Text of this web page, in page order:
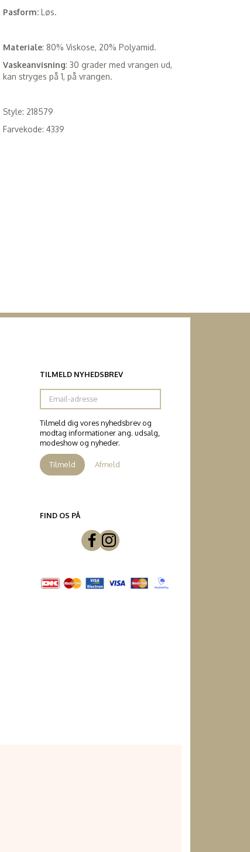
Pasform:Løs.
Materiale: 80% Viskose, 20% Polyamid.
Vaskeanvisning: 30 grader med vrangen ud,
kan stryges på 1, på vrangen.
Style: 218579
Farvekode: 4339
TILMELD NYHEDSBREV
Email-
adresse
Tilmeld dig vores nyhedsbrev og
modtag informationer ang. udsalg,
modeshow og nyheder.
Tilmeld Afmeld
FIND OS PÅ